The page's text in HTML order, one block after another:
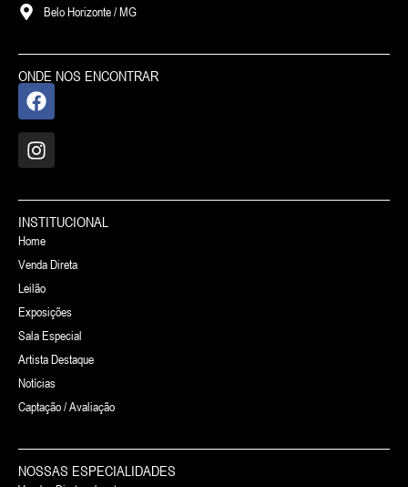
Belo Horizonte / MG
ONDE NOS ENCONTRAR
INSTITUCIONAL
Home
Venda Direta
Leilão
Exposições
Sala Especial
Artista Destaque
Notícias
Captação / Avaliação
NOSSAS ESPECIALIDADES